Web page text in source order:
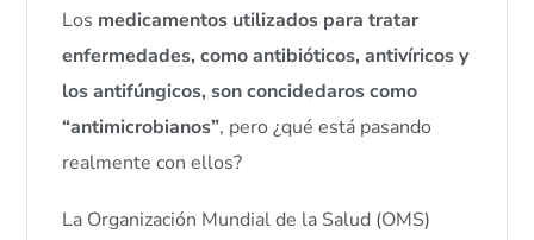
Los medicamentos utilizados para tratar
enfermedades, como antibióticos, antivíricos y
los antifúngicos, son concidedaros como
“antimicrobianos”, pero ¿qué está pasando
realmente con ellos?
La Organización Mundial de la Salud (OMS)